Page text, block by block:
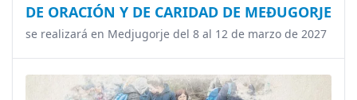
DE ORACIÓN Y DE CARIDAD DE MEĐUGORJE
se realizará en Medjugorje del 8 al 12 de marzo de 2027